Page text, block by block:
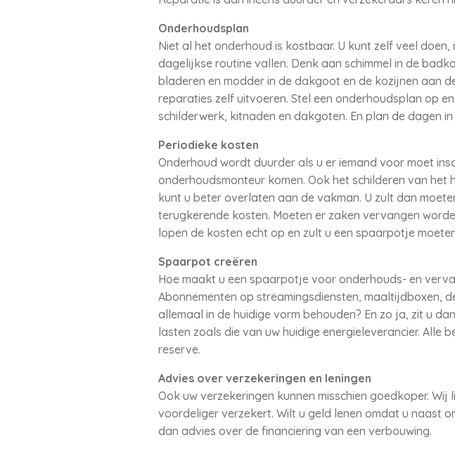
Onderhoudsplan
Niet al het onderhoud is kostbaar. U kunt zelf veel
dagelijkse routine vallen. Denk aan schimmel in de
bladeren en modder in de dakgoot en de kozijnen aan
reparaties zelf uitvoeren. Stel een onderhoudsplan op
schilderwerk, kitnaden en dakgoten. En plan de dagen
Periodieke kosten
Onderhoud wordt duurder als u er iemand voor moet
onderhoudsmonteur komen. Ook het schilderen van
kunt u beter overlaten aan de vakman. U zult dan
terugkerende kosten. Moeten er zaken vervangen
lopen de kosten echt op en zult u een spaarpotje
Spaarpot creëren
Hoe maakt u een spaarpotje voor onderhouds- en
Abonnementen op streamingsdiensten, maaltijdboxen,
allemaal in de huidige vorm behouden? En zo ja, zit u
lasten zoals die van uw huidige energieleverancier. Alle
reserve.
Advies over verzekeringen en leningen
Ook uw verzekeringen kunnen misschien goedkoper.
voordeliger verzekert. Wilt u geld lenen omdat u naast
dan advies over de financiering van een verbouwing.